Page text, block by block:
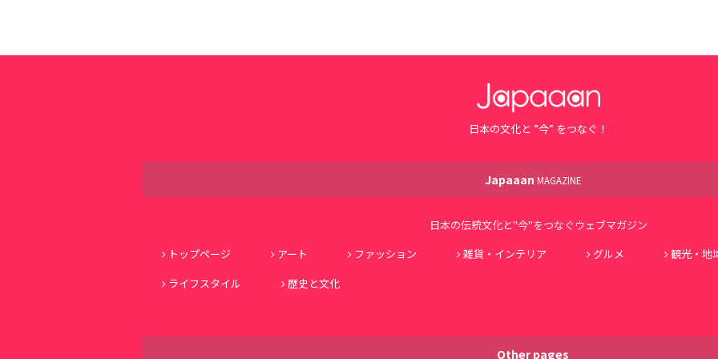
日本の文化と ”今” をつなぐ！
Japaaan MAGAZINE
日本の伝統文化と"今"をつなぐウェブマガジン
トップページ
アート ファッション 雑貨・インテリア グルメ 観光・地
ライフスタイル
歴史と文化
Other pages